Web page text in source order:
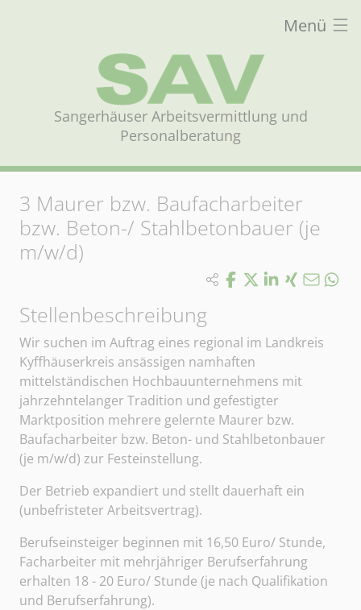
Menü
Sangerhäuser Arbeitsvermittlung und
Personalberatung
3 Maurer bzw. Baufacharbeiter
bzw. Beton-/ Stahlbetonbauer (je
m/w/d)
Stellenbeschreibung
Wir suchen im Auftrag eines regional im Landkreis
Kyffhäuserkreis ansässigen namhaften
mittelständischen Hochbauunternehmens mit
jahrzehntelanger Tradition und gefestigter
Marktposition mehrere gelernte Maurer bzw.
Baufacharbeiter bzw. Beton- und Stahlbetonbauer
(je m/w/d) zur Festeinstellung.
Der Betrieb expandiert und stellt dauerhaft ein
(unbefristeter Arbeitsvertrag).
Berufseinsteiger beginnen mit 16,50 Euro/ Stunde,
Facharbeiter mit mehrjähriger Berufserfahrung
erhalten 18 - 20 Euro/ Stunde (je nach Qualifikation
und Berufserfahrung).